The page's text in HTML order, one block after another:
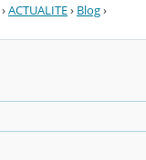
›ACTUALITE› Blog›